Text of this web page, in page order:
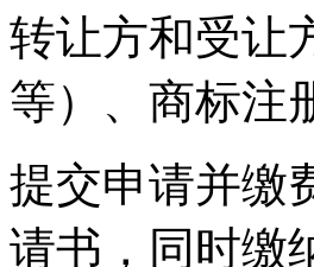
转让方和受让
等）、商标注
提交申请并缴
请书，同时缴